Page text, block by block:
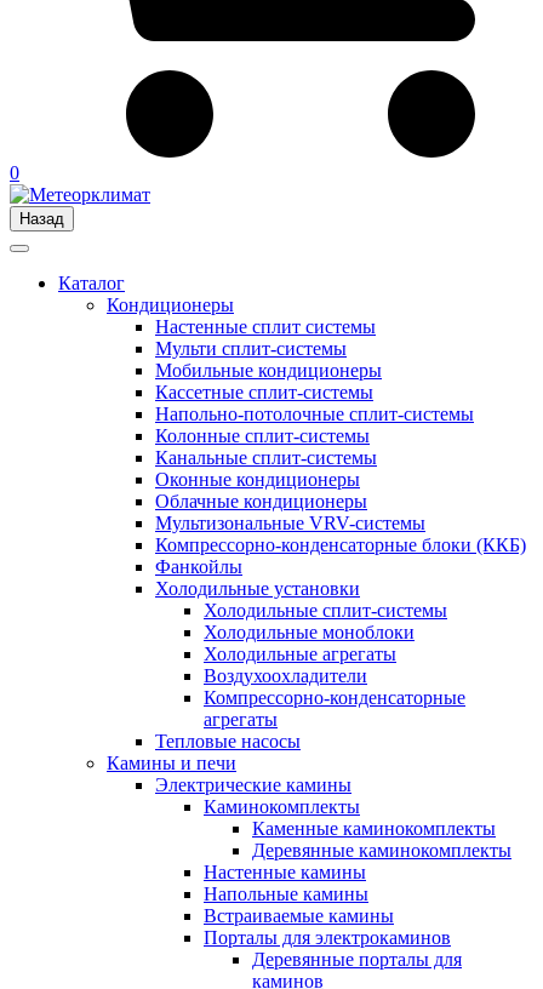
0
Назад
Каталог
Кондиционеры
Настенные сплит системы
Мульти сплит-системы
Мобильные кондиционеры
Кассетные сплит-системы
Напольно-потолочные сплит-системы
Колонные сплит-системы
Канальные сплит-системы
Оконные кондиционеры
Облачные кондиционеры
Мультизональные VRV-системы
Компрессорно-конденсаторные блоки (ККБ)
Фанкойлы
Холодильные установки
Холодильные сплит-системы
Холодильные моноблоки
Холодильные агрегаты
Воздухоохладители
Компрессорно-конденсаторные
агрегаты
Тепловые насосы
Камины и печи
Электрические камины
Каминокомплекты
Каменные каминокомплекты
Деревянные каминокомплекты
Настенные камины
Напольные камины
Встраиваемые камины
Порталы для электрокаминов
Деревянные порталы для
каминов